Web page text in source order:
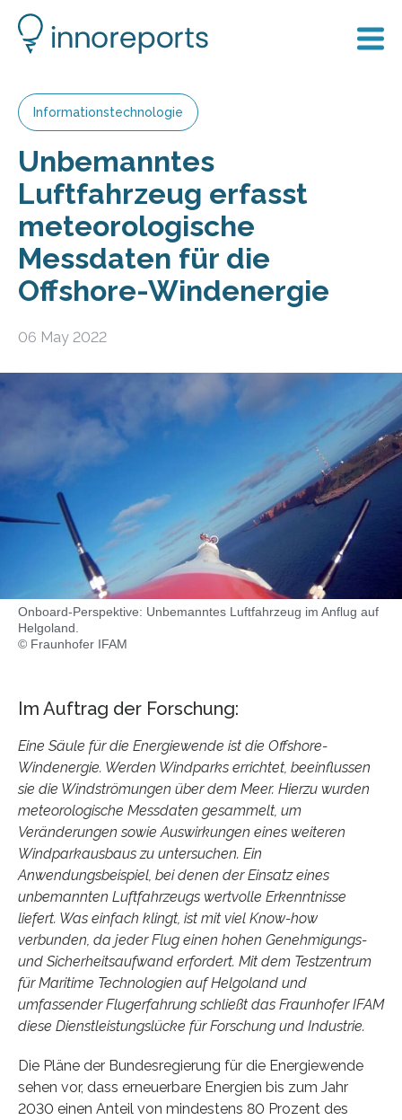
Informationstechnologie
Unbemanntes
Luftfahrzeug erfasst
meteorologische
Messdaten für die
Offshore-Windenergie
06 May 2022
Onboard-Perspektive: Unbemanntes Luftfahrzeug im Anflug auf
Helgoland.
© Fraunhofer IFAM
Im Auftrag der Forschung:
Eine Säule für die Energiewende ist die Offshore-
Windenergie. Werden Windparks errichtet, beeinflussen
sie die Windströmungen über dem Meer. Hierzu wurden
meteorologische Messdaten gesammelt, um
Veränderungen sowie Auswirkungen eines weiteren
Windparkausbaus zu untersuchen. Ein
Anwendungsbeispiel, bei denen der Einsatz eines
unbemannten Luftfahrzeugs wertvolle Erkenntnisse
liefert. Was einfach klingt, ist mit viel Know-how
verbunden, da jeder Flug einen hohen Genehmigungs-
und Sicherheitsaufwand erfordert. Mit dem Testzentrum
für Maritime Technologien auf Helgoland und
umfassender Flugerfahrung schließt das Fraunhofer IFAM
diese Dienstleistungslücke für Forschung und Industrie.
Die Pläne der Bundesregierung für die Energiewende
sehen vor, dass erneuerbare Energien bis zum Jahr
2030 einen Anteil von mindestens 80 Prozent des